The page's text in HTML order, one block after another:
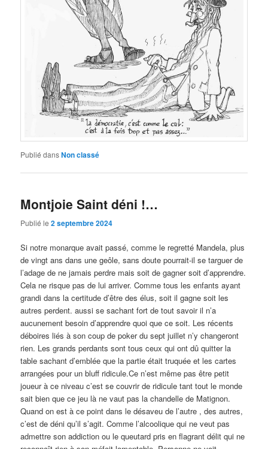
Publié dansNon classé
Montjoie Saint déni !…
Publié le2 septembre 2024
Si notre monarque avait passé, comme le regretté Mandela, plus
de vingt ans dans une geôle, sans doute pourrait-il se targuer de
l’adage de ne jamais perdre mais soit de gagner soit d’apprendre.
Cela ne risque pas de lui arriver. Comme tous les enfants ayant
grandi dans la certitude d’être des élus, soit il gagne soit les
autres perdent. aussi se sachant fort de tout savoir il n’a
aucunement besoin d’apprendre quoi que ce soit. Les récents
déboires liés à son coup de poker du sept juillet n’y changeront
rien. Les grands perdants sont tous ceux qui ont dû quitter la
table sachant d’emblée que la partie était truquée et les cartes
arrangées pour un bluff ridicule.Ce n’est même pas être petit
joueur à ce niveau c’est se couvrir de ridicule tant tout le monde
sait bien que ce jeu là ne vaut pas la chandelle de Matignon.
Quand on est à ce point dans le désaveu de l’autre , des autres,
c’est de déni qu’il s’agit. Comme l’alcoolique qui ne veut pas
admettre son addiction ou le queutard pris en flagrant délit qui ne